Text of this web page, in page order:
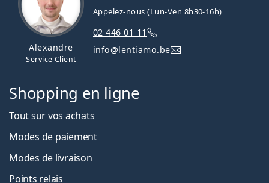
Alexandre
Service Client
Appelez-nous (Lun-Ven 8h30-16h)
02 446 01 11
info@lentiamo.be
Shopping en ligne
Tout sur vos achats
Modes de paiement
Modes de livraison
Points relais